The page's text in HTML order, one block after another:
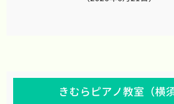
きむらピアノ教室（横